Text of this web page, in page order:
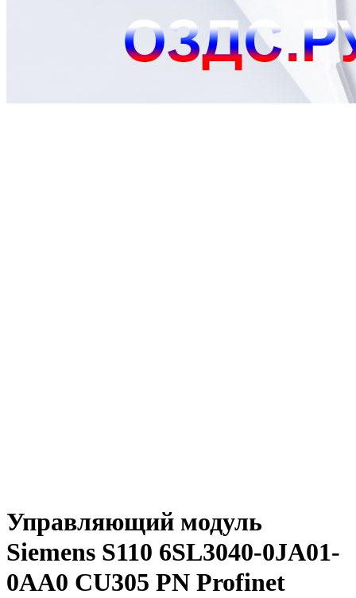
Управляющий модуль
Siemens S110 6SL3040-0JA01-
0AA0 CU305 PN Profinet